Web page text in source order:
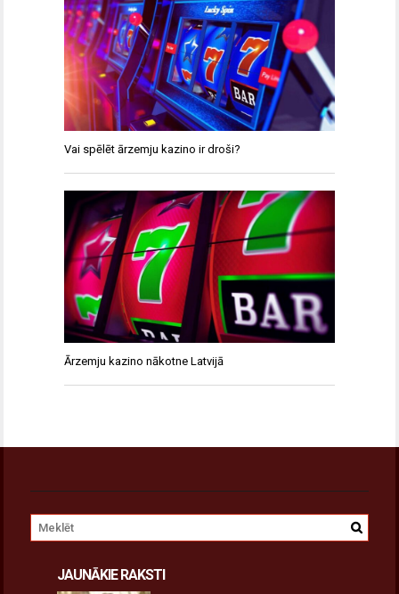
Vai spēlēt ārzemju kazino ir droši?
Ārzemju kazino nākotne Latvijā
JAUNĀKIE RAKSTI